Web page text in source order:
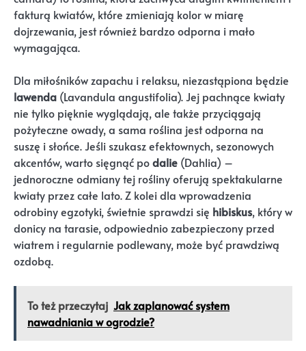
fakturą kwiatów, które zmieniają kolor w miarę
dojrzewania, jest również bardzo odporna i mało
wymagająca.
Dla miłośników zapachu i relaksu, niezastąpiona będzie
lawenda (Lavandula angustifolia). Jej pachnące kwiaty
nie tylko pięknie wyglądają, ale także przyciągają
pożyteczne owady, a sama roślina jest odporna na
suszę i słońce. Jeśli szukasz efektownych, sezonowych
akcentów, warto sięgnąć podalie (Dahlia) –
jednoroczne odmiany tej rośliny oferują spektakularne
kwiaty przez całe lato. Z kolei dla wprowadzenia
odrobiny egzotyki, świetnie sprawdzi się hibiskus, który w
donicy na tarasie, odpowiednio zabezpieczony przed
wiatrem i regularnie podlewany, może być prawdziwą
ozdobą.
To też przeczytaj Jak zaplanować system
nawadniania w ogrodzie?